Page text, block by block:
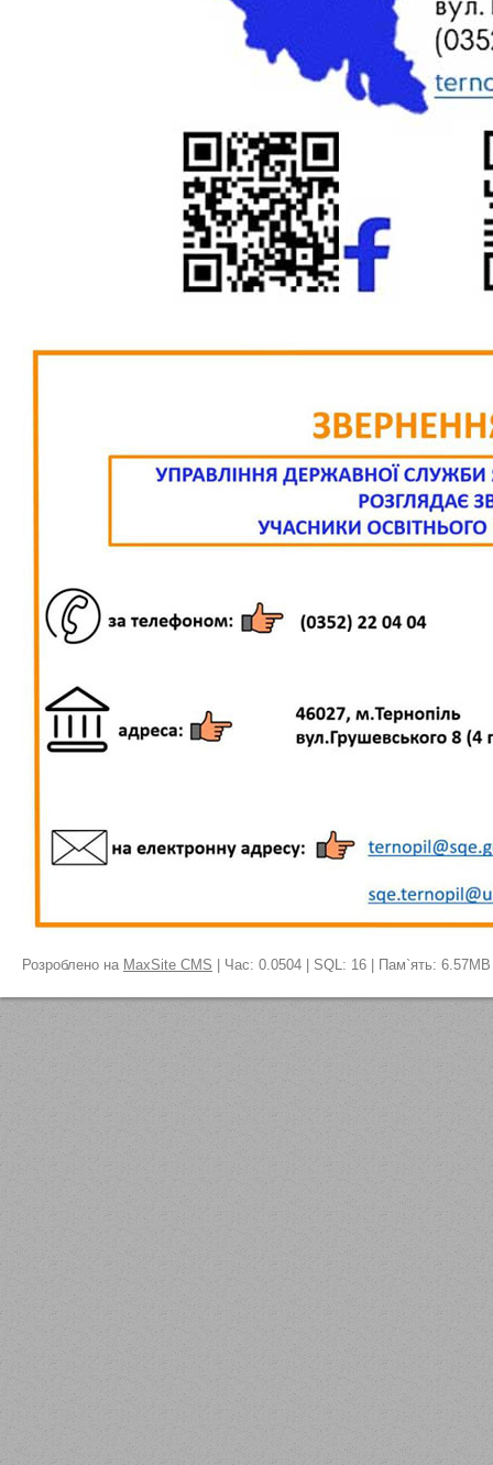
Розроблено на MaxSite CMS | Час: 0.0504 | SQL: 16 | Пам`ять: 6.57MB